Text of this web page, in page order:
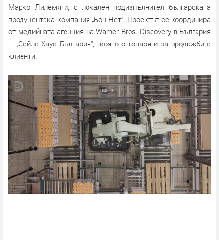
Марко Лилемяги, с локален подизпълнител българската
продуцентска компания „Бон Нет“. Проектът се координира
от медийната агенция на Warner Bros. Discovery в България
– „Сейлс Хаус България“, която отговаря и за продажби с
клиенти.